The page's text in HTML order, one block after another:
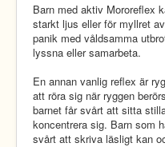
Barn med aktiv Mororeflex
starkt ljus eller för myllret
panik med våldsamma
lyssna eller samarbeta.
En annan vanlig reflex är
att röra sig när ryggen
barnet får svårt att sitta
koncentrera sig. Barn som
svårt att skriva läsligt kan